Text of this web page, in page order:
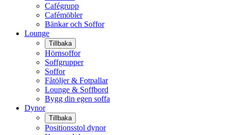
Cafégrupp
Cafémöbler
Bänkar och Soffor
Lounge
Tillbaka
Hörnsoffor
Soffgrupper
Soffor
Fåtöljer & Fotpallar
Lounge & Soffbord
Bygg din egen soffa
Dynor
Tillbaka
Positionsstol dynor